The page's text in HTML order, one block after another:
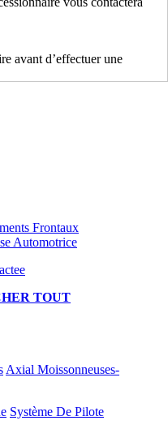
avant d’effectuer une
Frontaux
Automotrice
TOUT
Axial Moissonneuses-
Système De Pilote